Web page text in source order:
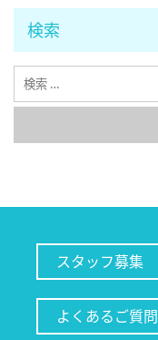
検索
スタッフ募集
よくあるご質問